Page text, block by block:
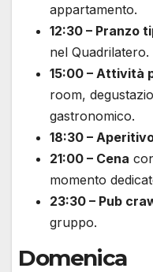
appartamento.
12:30 – Pranzo
nel Quadrilatero.
15:00 – Attività
room,
gastronomico.
18:30 –
21:00 – Cena
momento
23:30 – Pub
gruppo.
Domenica